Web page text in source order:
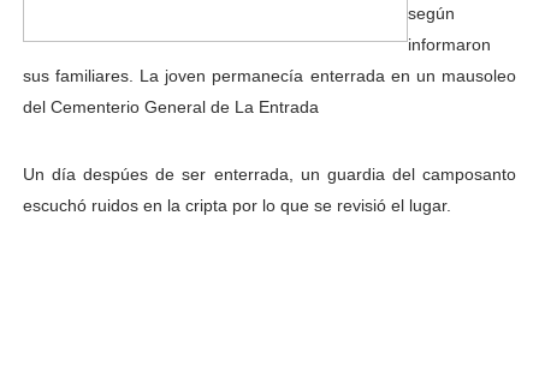
según
informaron
sus familiares. La joven permanecía enterrada en un mausoleo
del Cementerio General de La Entrada
Un día despúes de ser enterrada, un guardia del camposanto
escuchó ruidos en la cripta por lo que se revisió el lugar.